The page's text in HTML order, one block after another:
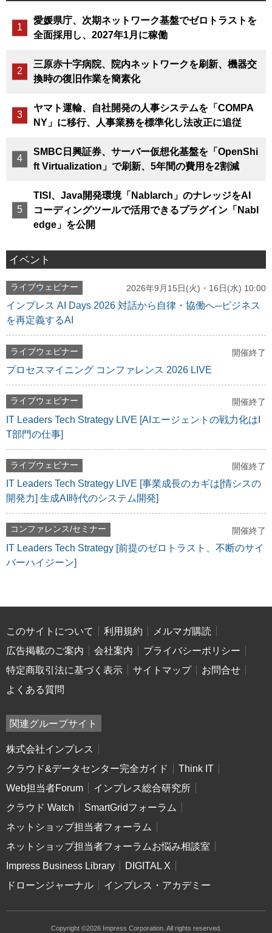
愛媛県庁、次期ネットワーク基盤でゼロトラストを
全面採用し、2027年1月に稼働
三原赤十字病院、院内ネットワークを刷新、機器交
換時の復旧作業を簡素化
ヤマト運輸、自社開発の人事システムを「COMPA
NY」に移行、人事業務を標準化し法改正に追従
SMBC日興証券、サーバー仮想化基盤を「OpenShi
ft Virtualization」で刷新、5年間の費用を2割減
TISI、Java開発環境「Nablarch」のナレッジをAI
コーディングツールで活用できるプラグイン「Nabl
edge」を公開
イベント
ライブウェビナー 2026年9月15日(火)・16日(水) 10:00
インプレス AI Days 2026 対話から自律・協働へ─ビジネス
を再定義するAI
ライブウェビナー 開催終了
プロセスマイニング コンファレンス 2026 LIVE
ライブウェビナー 開催終了
IT Leaders Tech Strategy LIVE [AIエージェントの戦力化はI
T部門の仕事]
ライブウェビナー 開催終了
IT Leaders Tech Strategy LIVE [事業成長のカギは[情シスの
開発力] 生成AI時代のシステム開発]
コンファレンス/セミナー 開催終了
IT Leaders Tech Strategy [前提のゼロトラスト、不断のサイ
バーハイジーン]
このサイトについて 利用規約
メルマガ購読
広告掲載のご案内
会社案内
プライバシーポリシー
特定商取引法に基づく表示
サイトマップ
お問合せ
よくある質問
関連グループサイト
株式会社インプレス
クラウド&データセンター完全ガイド
Think IT
Web担当者Forum
インプレス総合研究所
クラウド Watch
SmartGridフォーラム
ネットショップ担当者フォーラム
ネットショップ担当者フォーラムお悩み相談室
Impress Business Library
DIGITAL X
ドローンジャーナル
インプレス・アカデミー
Copyright ©2026 Impress Corporation. All rights reserved.